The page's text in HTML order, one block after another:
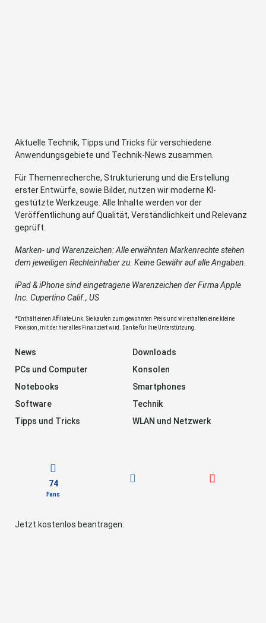
Aktuelle Technik, Tipps und Tricks für verschiedene
Anwendungsgebiete und Technik-News zusammen.
Für Themenrecherche, Strukturierung und die Erstellung
erster Entwürfe, sowie Bilder, nutzen wir moderne KI-
gestützte Werkzeuge. Alle Inhalte werden vor der
Veröffentlichung auf Qualität, Verständlichkeit und Relevanz
geprüft.
Marken- und Warenzeichen: Alle erwähnten Markenrechte stehen
dem jeweiligen Rechteinhaber zu. Keine Gewähr auf alle Angaben.
iPad & iPhone sind eingetragene Warenzeichen der Firma Apple
Inc. Cupertino Calif., US
*Enthält einen Affiliate-Link. Sie kaufen zum gewohnten Preis und wir erhalten eine kleine
Provision, mit der hier alles Finanziert wird. Danke für Ihre Unterstützung.
News
Downloads
PCs und Computer
Konsolen
Notebooks
Smartphones
Software
Technik
Tipps und Tricks
WLAN und Netzwerk
74
Fans
Jetzt kostenlos beantragen: